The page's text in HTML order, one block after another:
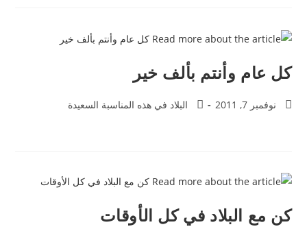
كل عام وأنتم بألف خير
نوفمبر 7, 2011 البلاد في هذه المناسبة السعيدة
كن مع البلاد في كل الأوقات